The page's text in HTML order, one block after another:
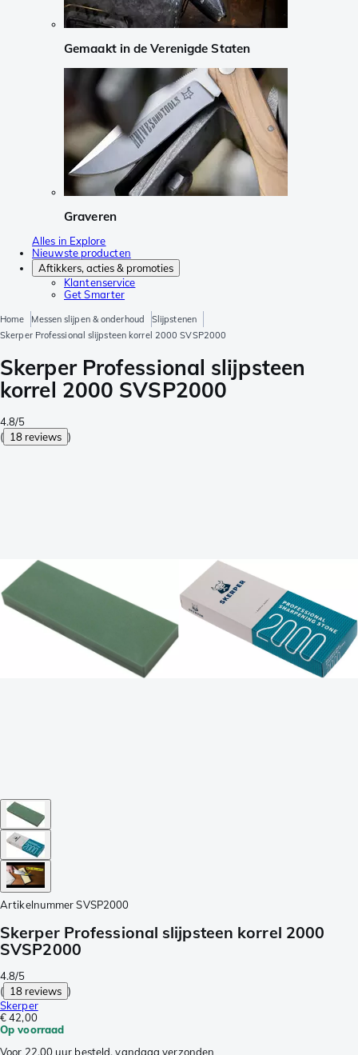
Gemaakt in de Verenigde Staten
Graveren
Alles in Explore
Nieuwste producten
Aftikkers, acties & promoties
Klantenservice
Get Smarter
Home Messen slijpen & onderhoud
Slijpstenen
Skerper Professional slijpsteen korrel 2000 SVSP2000
Skerper Professional slijpsteen
korrel 2000 SVSP2000
4.8/5
( 18 reviews )
Artikelnummer SVSP2000
Skerper Professional slijpsteen korrel 2000
SVSP2000
4.8/5
( 18 reviews )
Skerper
€ 42,00
Op voorraad
Voor 22.00 uur besteld, vandaag verzonden